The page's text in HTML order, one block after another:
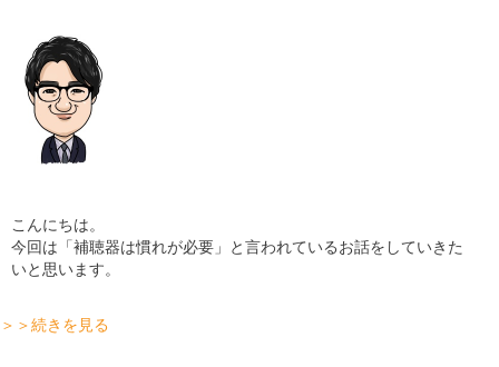
ブログ
採用
こんにちは。
今回は「補聴器は慣れが必要」と言われているお話をしていきた
いと思います。
＞＞続きを見る